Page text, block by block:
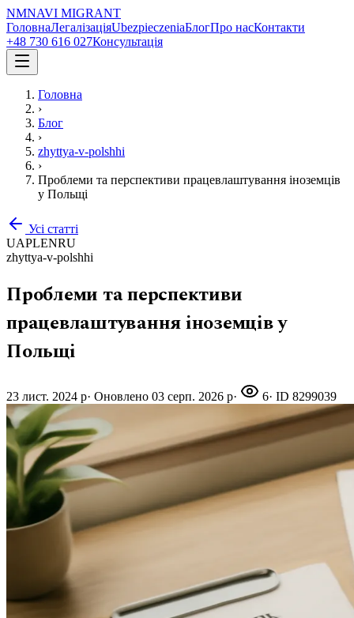
NMNAVI MIGRANT
ГоловнаЛегалізаціяUbezpieczeniaБлогПро насКонтакти
+48 730 616 027Консультація
Головна
›
Блог
›
zhyttya-v-polshhi
›
Проблеми та перспективи працевлаштування іноземців
у Польщі
Усі статті
UAPLENRU
zhyttya-v-polshhi
Проблеми та перспективи
працевлаштування іноземців у
Польщі
23 лист. 2024 р· Оновлено 03 серп. 2026 р· 6· ID 8299039